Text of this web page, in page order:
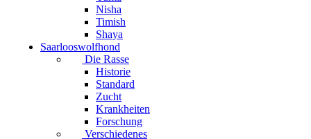
Nisha
Timish
Shaya
Saarlooswolfhond
Die Rasse
Historie
Standard
Zucht
Krankheiten
Forschung
Verschiedenes